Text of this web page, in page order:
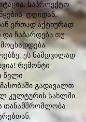
საპროექტო
დღიდან,
ერთად აქტიურად
ჩაბარდება თუ
ეს ნამდვილად
რემონტი
წელი
გადავალთ
კულტურის სახლში
თანამშრომლობა